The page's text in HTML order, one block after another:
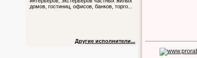
домов, гостиниц, офисов, банков, торго...
Другие исполнители...